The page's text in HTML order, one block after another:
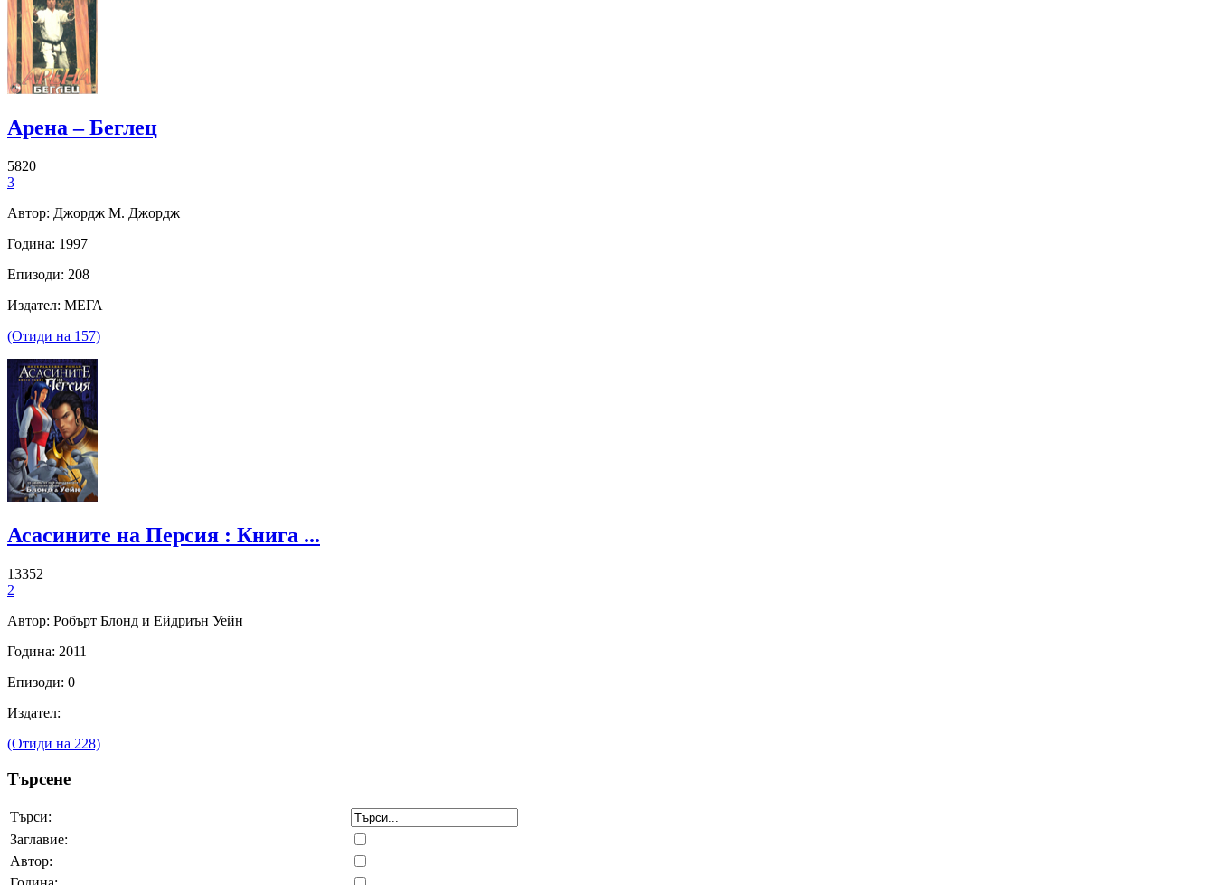
Арена – Беглец
5820
3
Автор: Джордж М. Джордж
Година: 1997
Епизоди: 208
Издател: МЕГА
(Отиди на 157)
Асасините на Персия : Книга ...
13352
2
Автор: Робърт Блонд и Ейдриън Уейн
Година: 2011
Епизоди: 0
Издател:
(Отиди на 228)
Търсене
Търси:
Заглавие:
Автор: